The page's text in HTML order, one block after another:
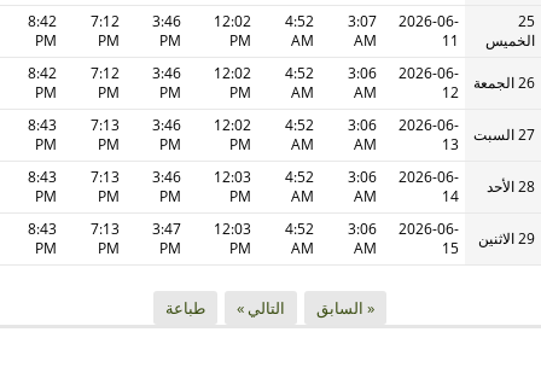
25
الخميس
2026-06-
11
3:07
AM
4:52
AM
12:02
PM
3:46
PM
7:12
PM
8:42
PM
26 الجمعة
2026-06-
12
3:06
AM
4:52
AM
12:02
PM
3:46
PM
7:12
PM
8:42
PM
27 السبت
2026-06-
13
3:06
AM
4:52
AM
12:02
PM
3:46
PM
7:13
PM
8:43
PM
28 الأحد
2026-06-
14
3:06
AM
4:52
AM
12:03
PM
3:46
PM
7:13
PM
8:43
PM
29 الاثنين
2026-06-
15
3:06
AM
4:52
AM
12:03
PM
3:47
PM
7:13
PM
8:43
PM
« السابق التالي » طباعة